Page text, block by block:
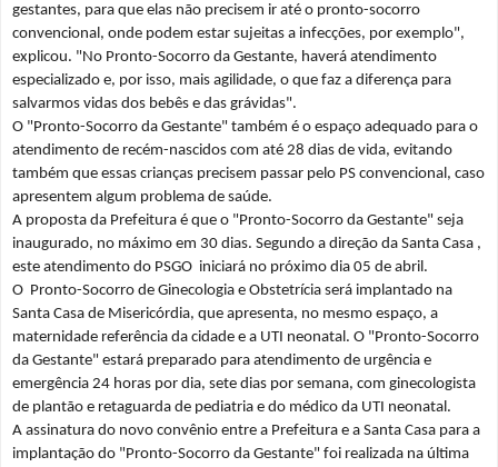
gestantes, para que elas não precisem ir até o pronto-socorro
convencional, onde podem estar sujeitas a infecções, por exemplo",
explicou. "No Pronto-Socorro da Gestante, haverá atendimento
especializado e, por isso, mais agilidade, o que faz a diferença para
salvarmos vidas dos bebês e das grávidas".
O "Pronto-Socorro da Gestante" também é o espaço adequado para o
atendimento de recém-nascidos com até 28 dias de vida, evitando
também que essas crianças precisem passar pelo PS convencional, caso
apresentem algum problema de saúde.
A proposta da Prefeitura é que o "Pronto-Socorro da Gestante" seja
inaugurado, no máximo em 30 dias. Segundo a direção da Santa Casa ,
este atendimento do PSGO iniciará no próximo dia 05 de abril.
O Pronto-Socorro de Ginecologia e Obstetrícia será implantado na
Santa Casa de Misericórdia, que apresenta, no mesmo espaço, a
maternidade referência da cidade e a UTI neonatal. O "Pronto-Socorro
da Gestante" estará preparado para atendimento de urgência e
emergência 24 horas por dia, sete dias por semana, com ginecologista
de plantão e retaguarda de pediatria e do médico da UTI neonatal.
A assinatura do novo convênio entre a Prefeitura e a Santa Casa para a
implantação do "Pronto-Socorro da Gestante" foi realizada na última